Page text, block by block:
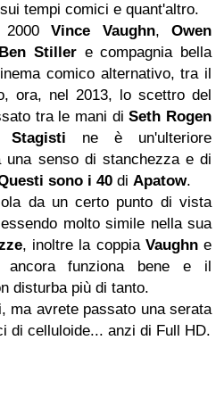
tempi comici e quant'altro.
2000Vince Vaughn,Owen
Ben Stiller e compagnia bella
comico alternativo, tra il
ora, nel 2013, lo scettro del
tra le mani diSeth Rogen
ne è un'ulteriore
una senso di stanchezza e di
sono i 40 di Apatow.
da un certo punto di vista
molto simile nella sua
, inoltre la coppia Vaughne
ancora funziona bene e il
disturba più di tanto.
ma avrete passato una serata
di celluloide... anzi di Full HD.